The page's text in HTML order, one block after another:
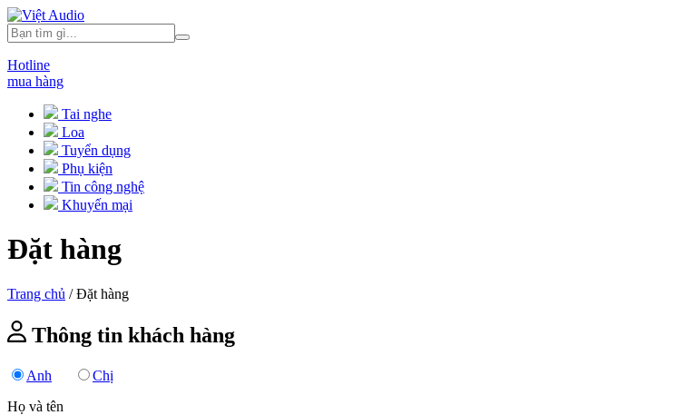
Hotline
mua hàng
Tai nghe
Loa
Tuyển dụng
Phụ kiện
Tin công nghệ
Khuyến mại
Đặt hàng
Trang chủ / Đặt hàng
Thông tin khách hàng
Anh
Chị
Họ và tên